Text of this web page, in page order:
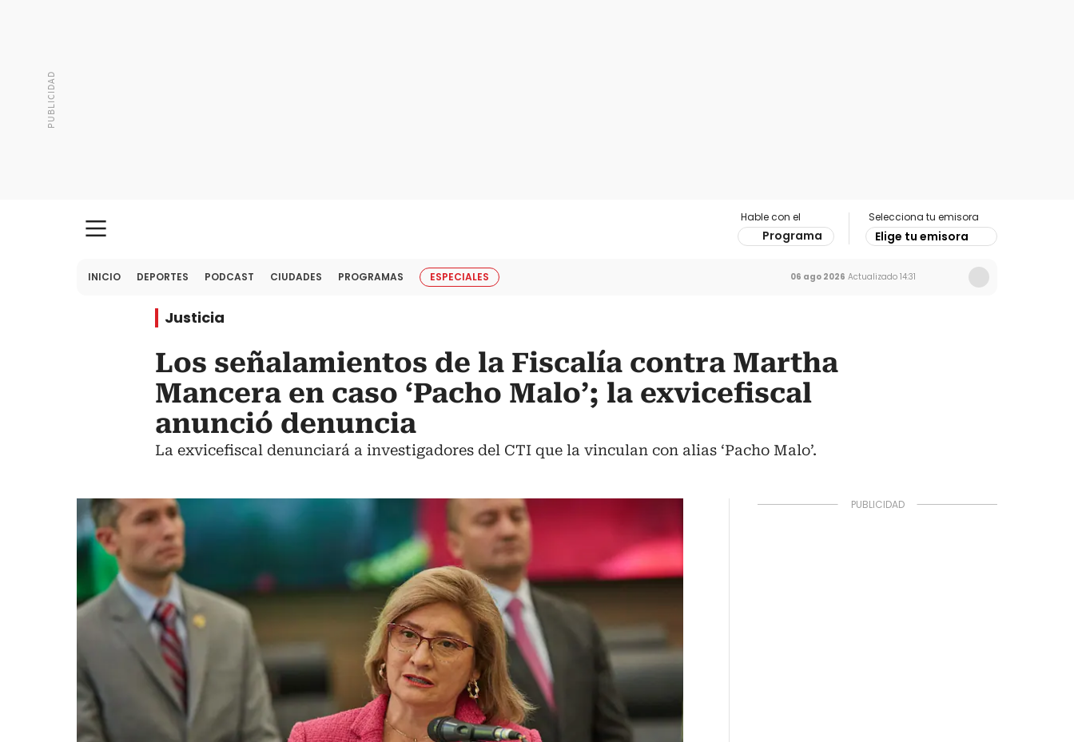
Hable con el
Programa
Selecciona tu emisora
Elige tu emisora
INICIO DEPORTES PODCAST CIUDADES PROGRAMAS ESPECIALES 06 ago 2026 Actualizado 14:31
Justicia
Los señalamientos de la Fiscalía contra Martha
Mancera en caso ‘Pacho Malo’; la exvicefiscal
anunció denuncia
La exvicefiscal denunciará a investigadores del CTI que la vinculan con alias ‘Pacho Malo’.